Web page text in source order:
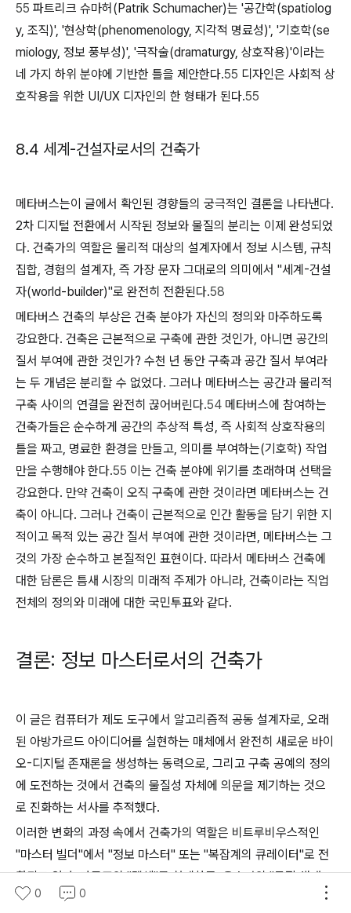
55 파트리크 슈마허(Patrik Schumacher)는 '공간학(spatiolog
y, 조직)', '현상학(phenomenology, 지각적 명료성)', '기호학(se
miology, 정보 풍부성)', '극작술(dramaturgy, 상호작용)'이라는
네 가지 하위 분야에 기반한 틀을 제안한다.55 디자인은 사회적 상
호작용을 위한 UI/UX 디자인의 한 형태가 된다.55
8.4 세계-건설자로서의 건축가
메타버스는이 글에서 확인된 경향들의 궁극적인 결론을 나타낸다.
2차 디지털 전환에서 시작된 정보와 물질의 분리는 이제 완성되었
다. 건축가의 역할은 물리적 대상의 설계자에서 정보 시스템, 규칙
집합, 경험의 설계자, 즉 가장 문자 그대로의 의미에서 "세계-건설
자(world-builder)"로 완전히 전환된다.58
메타버스 건축의 부상은 건축 분야가 자신의 정의와 마주하도록
강요한다. 건축은 근본적으로 구축에 관한 것인가, 아니면 공간의
질서 부여에 관한 것인가? 수천 년 동안 구축과 공간 질서 부여라
는 두 개념은 분리할 수 없었다. 그러나 메타버스는 공간과 물리적
구축 사이의 연결을 완전히 끊어버린다.54 메타버스에 참여하는
건축가들은 순수하게 공간의 추상적 특성, 즉 사회적 상호작용의
틀을 짜고, 명료한 환경을 만들고, 의미를 부여하는(기호학) 작업
만을 수행해야 한다.55 이는 건축 분야에 위기를 초래하며 선택을
강요한다. 만약 건축이 오직 구축에 관한 것이라면 메타버스는 건
축이 아니다. 그러나 건축이 근본적으로 인간 활동을 담기 위한 지
적이고 목적 있는 공간 질서 부여에 관한 것이라면, 메타버스는 그
것의 가장 순수하고 본질적인 표현이다. 따라서 메타버스 건축에
대한 담론은 틈새 시장의 미래적 주제가 아니라, 건축이라는 직업
전체의 정의와 미래에 대한 국민투표와 같다.
결론: 정보 마스터로서의 건축가
이 글은 컴퓨터가 제도 도구에서 알고리즘적 공동 설계자로, 오래
된 아방가르드 아이디어를 실현하는 매체에서 완전히 새로운 바이
오-디지털 존재론을 생성하는 동력으로, 그리고 구축 공예의 정의
에 도전하는 것에서 건축의 물질성 자체에 의문을 제기하는 것으
로 진화하는 서사를 추적했다.
이러한 변화의 과정 속에서 건축가의 역할은 비트루비우스적인
"마스터 빌더"에서 "정보 마스터" 또는 "복잡계의 큐레이터"로 전
환되고 있다. 카르포의 "객체"를 설계하든, 옥스만의 "물질 생태
학"을 조율하든, 슈마허의 메타버스 속 "소통적 프레임"을 구축하
0 0